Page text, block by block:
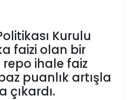
Kurulu
faizi olan bir
ihale faiz
puanlık artışla
çıkardı.